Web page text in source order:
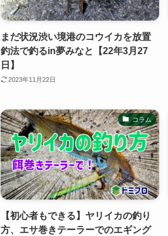
まだ状況渋い境港のコウイカを放置
釣法で釣るin夢みなと【22年3月27
日】
2023年11月22日
コラム
【初心者もできる】ヤリイカの釣り
方、エサ巻きテーラーでのエギング